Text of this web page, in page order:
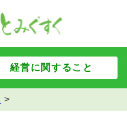
経営に関すること
>